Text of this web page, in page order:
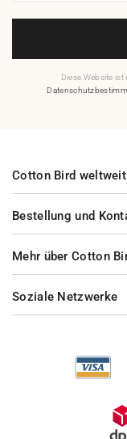
Diese Website
Bestellung und
Mehr über Cotton
Cotton Bird weltweit
Soziale Netzwerke